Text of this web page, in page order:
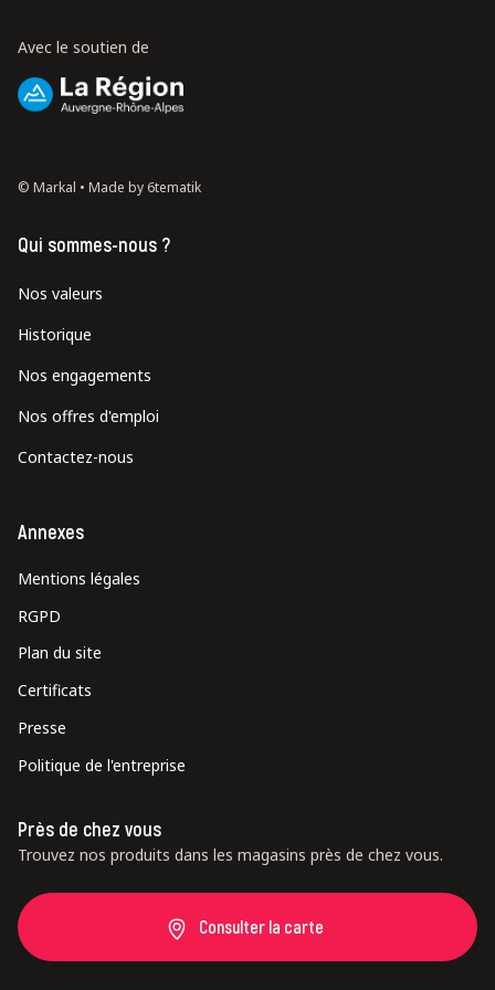
Avec le soutien de
© Markal • Made by 6tematik
Qui sommes-nous ?
Nos valeurs
Historique
Nos engagements
Nos offres d'emploi
Contactez-nous
Annexes
Mentions légales
RGPD
Plan du site
Certificats
Presse
Politique de l'entreprise
Près de chez vous
Trouvez nos produits dans les magasins près de chez vous.
Consulter la carte